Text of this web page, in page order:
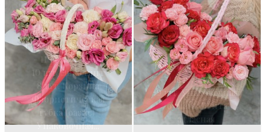
Состав:
Роза одноголовая
60-70 см - 9 шт.
Кустовая роза 50 см
- 11 шт. Эустома
10 шт. Эвкалипт
8 шт. Корзина
Флористическая
губка (оазис)
Упаковочная...
Состав:
Роза одноголовая
60-70 см - 19 шт.
Гвоздика 7 шт.
Кустовая роза 50 см
- 9 шт. Эвкалипт
9 шт. Упаковочная
бумага Лента
атласная